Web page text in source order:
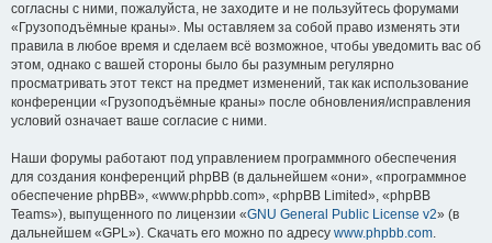
согласны с ними, пожалуйста, не заходите и не пользуйтесь форумами
«Грузоподъёмные краны». Мы оставляем за собой право изменять эти
правила в любое время и сделаем всё возможное, чтобы уведомить вас об
этом, однако с вашей стороны было бы разумным регулярно
просматривать этот текст на предмет изменений, так как использование
конференции «Грузоподъёмные краны» после обновления/исправления
условий означает ваше согласие с ними.
Наши форумы работают под управлением программного обеспечения
для создания конференций phpBB (в дальнейшем «они», «программное
обеспечение phpBB», «www.phpbb.com», «phpBB Limited», «phpBB
Teams»), выпущенного по лицензии «GNU General Public License v2» (в
дальнейшем «GPL»). Скачать его можно по адресу www.phpbb.com.